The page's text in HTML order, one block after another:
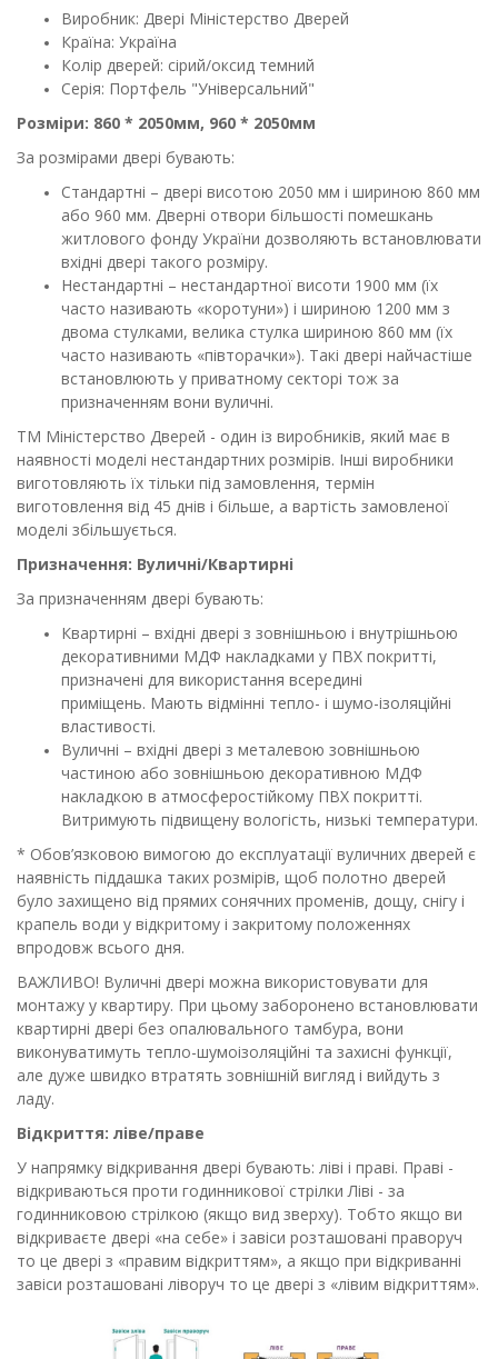
Виробник: Двері Міністерство Дверей
Країна: Україна
Колір дверей: сірий/оксид темний
Серія: Портфель "Універсальний"
Розміри: 860 * 2050мм, 960 * 2050мм
За розмірами двері бувають:
Стандартні – двері висотою 2050 мм і шириною 860 мм
або 960 мм. Дверні отвори більшості помешкань
житлового фонду України дозволяють встановлювати
вхідні двері такого розміру.
Нестандартні – нестандартної висоти 1900 мм (їх
часто називають «коротуни») і шириною 1200 мм з
двома стулками, велика стулка шириною 860 мм (їх
часто називають «півторачки»). Такі двері найчастіше
встановлюють у приватному секторі тож за
призначенням вони вуличні.
ТМ Міністерство Дверей - один із виробників, який має в
наявності моделі нестандартних розмірів. Інші виробники
виготовляють їх тільки під замовлення, термін
виготовлення від 45 днів і більше, а вартість замовленої
моделі збільшується.
Призначення: Вуличні/Квартирні
За призначенням двері бувають:
Квартирні – вхідні двері з зовнішньою і внутрішньою
декоративними МДФ накладками у ПВХ покритті,
призначені для використання всередині
приміщень. Мають відмінні тепло- і шумо-ізоляційні
властивості.
Вуличні – вхідні двері з металевою зовнішньою
частиною або зовнішньою декоративною МДФ
накладкою в атмосферостійкому ПВХ покритті.
Витримують підвищену вологість, низькі температури.
* Обов’язковою вимогою до експлуатації вуличних дверей є
наявність піддашка таких розмірів, щоб полотно дверей
було захищено від прямих сонячних променів, дощу, снігу і
крапель води у відкритому і закритому положеннях
впродовж всього дня.
ВАЖЛИВО! Вуличні двері можна використовувати для
монтажу у квартиру. При цьому заборонено встановлювати
квартирні двері без опалювального тамбура, вони
виконуватимуть тепло-шумоізоляційні та захисні функції,
але дуже швидко втратять зовнішній вигляд і вийдуть з
ладу.
Відкриття: ліве/праве
У напрямку відкривання двері бувають: ліві і праві. Праві -
відкриваються проти годинникової стрілкиЛіві - за
годинниковою стрілкою (якщо вид зверху). Тобто якщо ви
відкриваєте двері «на себе» і завіси розташовані праворуч
то це двері з «правим відкриттям», а якщо при відкриванні
завіси розташовані ліворуч то це двері з «лівим відкриттям».